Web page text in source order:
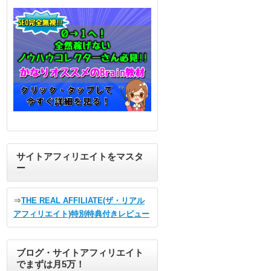
サイトアフィリエイトをマスタ
ー
⇒THE REAL AFFILIATE(ザ・リアル
アフィリエイト)特別特典付きレビュー
ブログ・サイトアフィリエイト
でまずは月5万！